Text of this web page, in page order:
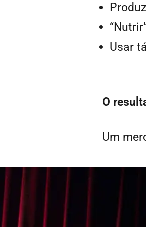
Usar
O
Um